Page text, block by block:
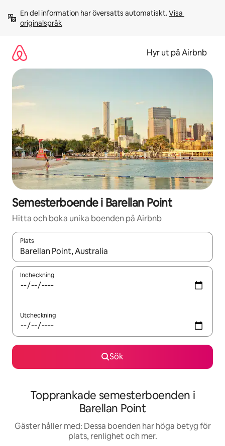
innehåll
En del information har översatts automatiskt. Visa
originalspråk
Hyr ut på Airbnb
Semesterboende i Barellan Point
Hitta och boka unika boenden på Airbnb
Plats
När resultaten är tillgängliga kan du navigera med upp- och
Incheckning
Utcheckning
Sök
Topprankade semesterboenden i
Barellan Point
Gäster håller med: Dessa boenden har höga betyg för
plats, renlighet och mer.